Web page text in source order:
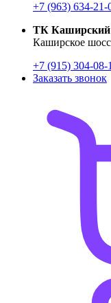
+7 (963) 634-21-
ТК
Каширское
+7 (915) 304-08-
Заказать звонок